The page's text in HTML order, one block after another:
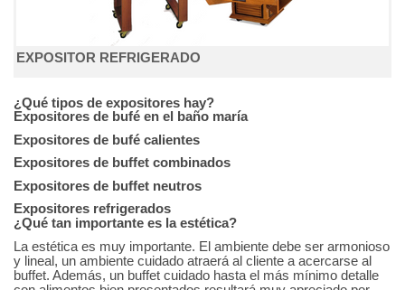
EXPOSITOR REFRIGERADO
¿Qué tipos de expositores hay?
Expositores de bufé en el baño maría
Expositores de bufé calientes
Expositores de buffet combinados
Expositores de buffet neutros
Expositores refrigerados
¿Qué tan importante es la estética?
La estética es muy importante. El ambiente debe ser armonioso
y lineal, un ambiente cuidado atraerá al cliente a acercarse al
buffet. Además, un buffet cuidado hasta el más mínimo detalle